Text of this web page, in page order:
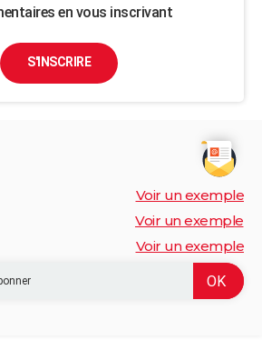
en vous inscrivant
S'INSCRIRE
Voir un exemple
Voir un exemple
Voir un exemple